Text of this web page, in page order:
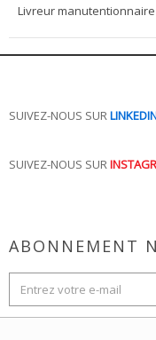
Livreur manutentionnaire
SUIVEZ-NOUS SUR
SUIVEZ-NOUS SUR
ABONNEMENT